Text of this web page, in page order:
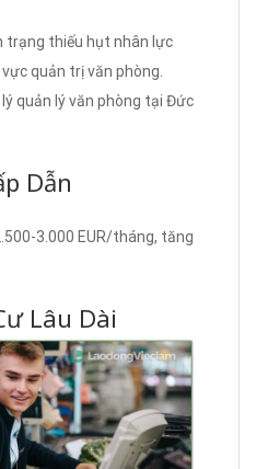
trạng thiếu hụt nhân lực
quản trị văn phòng.
quản lý văn phòng tại Đức
Dẫn
3.000 EUR/tháng, tăng
Lâu Dài